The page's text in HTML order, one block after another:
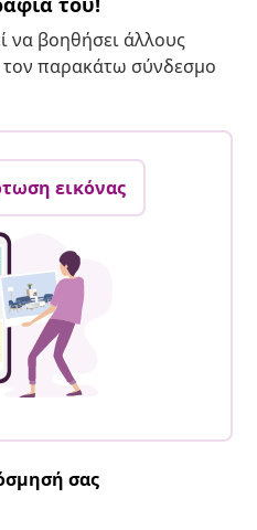
να βοηθήσει άλλους
τον παρακάτω σύνδεσμο
εικόνας
σας